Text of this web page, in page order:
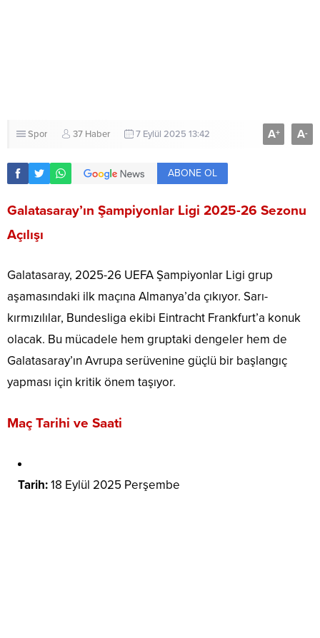
Spor 37 Haber 7 Eylül 2025 13:42 A+ A-
ABONE OL
Galatasaray’ın Şampiyonlar Ligi 2025-26 Sezonu
Açılışı
Galatasaray, 2025-26 UEFA Şampiyonlar Ligi grup
aşamasındaki ilk maçına Almanya’da çıkıyor. Sarı-
kırmızılılar, Bundesliga ekibi Eintracht Frankfurt’a konuk
olacak. Bu mücadele hem gruptaki dengeler hem de
Galatasaray’ın Avrupa serüvenine güçlü bir başlangıç
yapması için kritik önem taşıyor.
Maç Tarihi ve Saati
Tarih:18 Eylül 2025 Perşembe